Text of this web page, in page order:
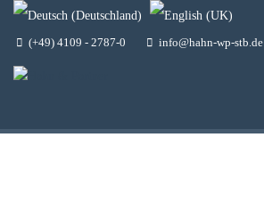
(+49) 4109 - 2787-0 info@hahn-wp-stb.de